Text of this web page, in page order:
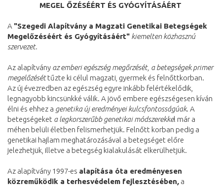
MEGEL ŐZÉSÉÉRT ÉS GYÓGYÍTÁSÁÉRT
A "Szegedi Alapítvány a Magzati Genetikai Betegségek
Megelőzéséért és Gyógyításáért" kiemelten közhasznú
szervezet.
Az alapítvány az emberi egészség megőrzését, a betegségek primer
megelőzéséttűzte ki célul magzati, gyermek és felnőttkorban.
Az új évezredben az egészség egyre inkább felértékelődik,
legnagyobb kincsünkké válik. A jövő embere egészségesen kíván
élni és ehhez a genetika új eredményei kulcsfontosságúak. A
betegségeket a legkorszerűbb genetikai módszerekkel már a
méhen belüli életben felismerhetjük. Felnőtt korban pedig a
genetikai hajlam meghatározásával a betegséget előre
jelezhetjük, illetve a betegség kialakulását elkerülhetjük.
Az alapítvány 1997-es alapítása óta eredményesen
közreműködik a terhesvédelem fejlesztésében, a